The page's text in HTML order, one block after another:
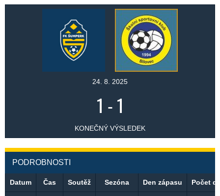
24. 8. 2025
1 -1
KONEČNÝ VÝSLEDEK
PODROBNOSTI
Datum Čas Soutěž Sezóna Den zápasu Počet